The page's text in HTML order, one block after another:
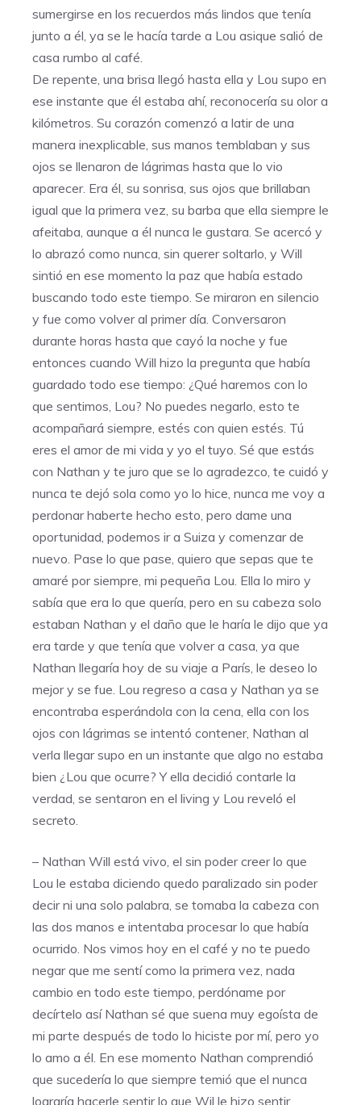
sumergirse en los recuerdos más lindos que tenía
junto a él, ya se le hacía tarde a Lou asique salió de
casa rumbo al café.
De repente, una brisa llegó hasta ella y Lou supo en
ese instante que él estaba ahí, reconocería su olor a
kilómetros. Su corazón comenzó a latir de una
manera inexplicable, sus manos temblaban y sus
ojos se llenaron de lágrimas hasta que lo vio
aparecer. Era él, su sonrisa, sus ojos que brillaban
igual que la primera vez, su barba que ella siempre le
afeitaba, aunque a él nunca le gustara. Se acercó y
lo abrazó como nunca, sin querer soltarlo, y Will
sintió en ese momento la paz que había estado
buscando todo este tiempo. Se miraron en silencio
y fue como volver al primer día. Conversaron
durante horas hasta que cayó la noche y fue
entonces cuando Will hizo la pregunta que había
guardado todo ese tiempo: ¿Qué haremos con lo
que sentimos, Lou? No puedes negarlo, esto te
acompañará siempre, estés con quien estés. Tú
eres el amor de mi vida y yo el tuyo. Sé que estás
con Nathan y te juro que se lo agradezco, te cuidó y
nunca te dejó sola como yo lo hice, nunca me voy a
perdonar haberte hecho esto, pero dame una
oportunidad, podemos ir a Suiza y comenzar de
nuevo. Pase lo que pase, quiero que sepas que te
amaré por siempre, mi pequeña Lou. Ella lo miro y
sabía que era lo que quería, pero en su cabeza solo
estaban Nathan y el daño que le haría le dijo que ya
era tarde y que tenía que volver a casa, ya que
Nathan llegaría hoy de su viaje a París, le deseo lo
mejor y se fue. Lou regreso a casa y Nathan ya se
encontraba esperándola con la cena, ella con los
ojos con lágrimas se intentó contener, Nathan al
verla llegar supo en un instante que algo no estaba
bien ¿Lou que ocurre? Y ella decidió contarle la
verdad, se sentaron en el living y Lou reveló el
secreto.
– Nathan Will está vivo, el sin poder creer lo que
Lou le estaba diciendo quedo paralizado sin poder
decir ni una solo palabra, se tomaba la cabeza con
las dos manos e intentaba procesar lo que había
ocurrido. Nos vimos hoy en el café y no te puedo
negar que me sentí como la primera vez, nada
cambio en todo este tiempo, perdóname por
decírtelo así Nathan sé que suena muy egoísta de
mi parte después de todo lo hiciste por mí, pero yo
lo amo a él. En ese momento Nathan comprendió
que sucedería lo que siempre temió que el nunca
lograría hacerle sentir lo que Wil le hizo sentir.